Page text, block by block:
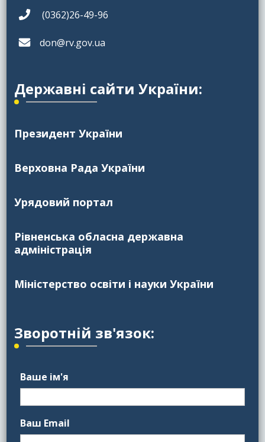
(0362)26-49-96
don@rv.gov.ua
Державні сайти України:
Президент України
Верховна Рада України
Урядовий портал
Рівненська обласна державна
адміністрація
Міністерство освіти і науки України
Зворотній зв'язок:
Ваше ім'я
Ваш Email